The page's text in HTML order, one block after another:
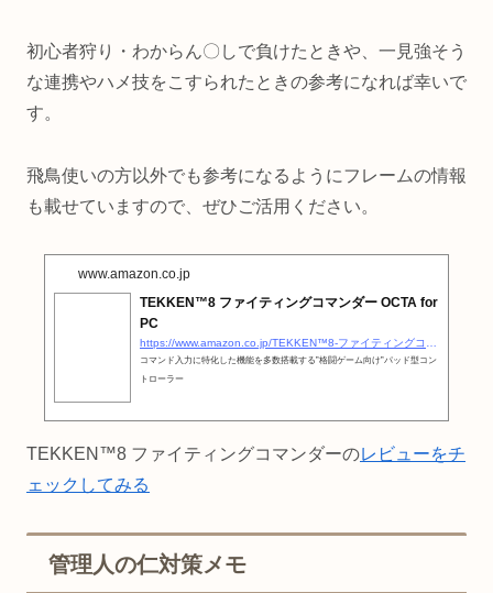
初心者狩り・わからん〇しで負けたときや、一見強そう
な連携やハメ技をこすられたときの参考になれば幸いで
す。
飛鳥使いの方以外でも参考になるようにフレームの情報
も載せていますので、ぜひご活用ください。
www.amazon.co.jp
TEKKEN™8 ファイティングコマンダー OCTA for
PC
コマンド入力に特化した機能を多数搭載する”格闘ゲーム向け”パッド型コン
トローラー
TEKKEN™8 ファイティングコマンダーのレビューをチ
ェックしてみる
管理人の仁対策メモ